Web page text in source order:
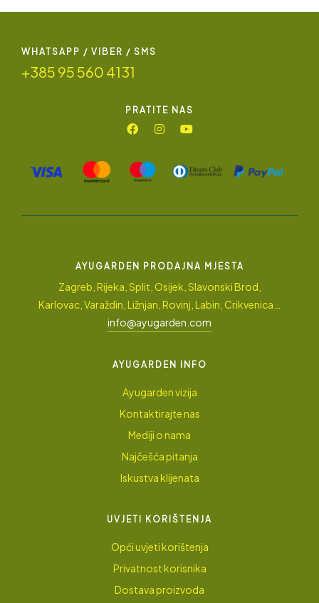
WHATSAPP / VIBER / SMS
+385 95 560 4131
PRATITE NAS
AYUGARDEN PRODAJNA MJESTA
Zagreb, Rijeka, Split, Osijek, Slavonski Brod,
Karlovac, Varaždin, Ližnjan, Rovinj, Labin, Crikvenica…
info@ayugarden.com
AYUGARDEN INFO
Ayugarden vizija
Kontaktirajte nas
Mediji o nama
Najčešća pitanja
Iskustva klijenata
UVJETI KORIŠTENJA
Opći uvjeti korištenja
Privatnost korisnika
Dostava proizvoda